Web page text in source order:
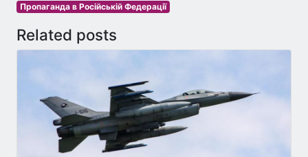
Пропаганда в Російській Федерації
Related posts